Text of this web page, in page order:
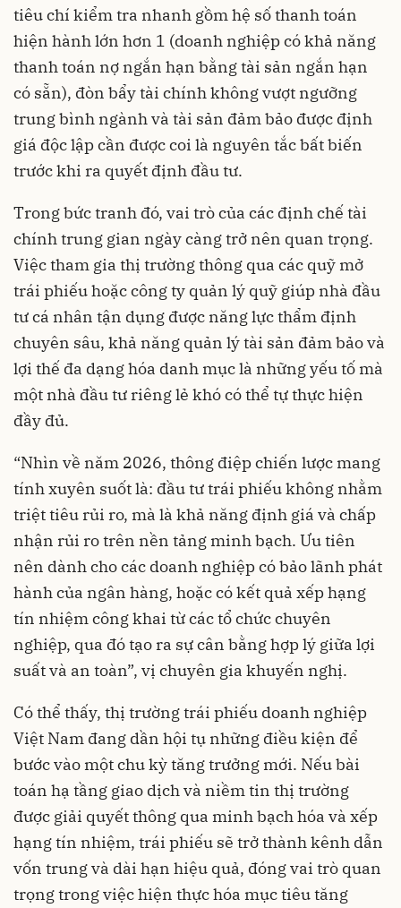
tiêu chí kiểm tra nhanh gồm hệ số thanh toán
hiện hành lớn hơn 1 (doanh nghiệp có khả năng
thanh toán nợ ngắn hạn bằng tài sản ngắn hạn
có sẵn), đòn bẩy tài chính không vượt ngưỡng
trung bình ngành và tài sản đảm bảo được định
giá độc lập cần được coi là nguyên tắc bất biến
trước khi ra quyết định đầu tư.
Trong bức tranh đó, vai trò của các định chế tài
chính trung gian ngày càng trở nên quan trọng.
Việc tham gia thị trường thông qua các quỹ mở
trái phiếu hoặc công ty quản lý quỹ giúp nhà đầu
tư cá nhân tận dụng được năng lực thẩm định
chuyên sâu, khả năng quản lý tài sản đảm bảo và
lợi thế đa dạng hóa danh mục là những yếu tố mà
một nhà đầu tư riêng lẻ khó có thể tự thực hiện
đầy đủ.
“Nhìn về năm 2026, thông điệp chiến lược mang
tính xuyên suốt là: đầu tư trái phiếu không nhằm
triệt tiêu rủi ro, mà là khả năng định giá và chấp
nhận rủi ro trên nền tảng minh bạch. Ưu tiên
nên dành cho các doanh nghiệp có bảo lãnh phát
hành của ngân hàng, hoặc có kết quả xếp hạng
tín nhiệm công khai từ các tổ chức chuyên
nghiệp, qua đó tạo ra sự cân bằng hợp lý giữa lợi
suất và an toàn”, vị chuyên gia khuyến nghị.
Có thể thấy, thị trường trái phiếu doanh nghiệp
Việt Nam đang dần hội tụ những điều kiện để
bước vào một chu kỳ tăng trưởng mới. Nếu bài
toán hạ tầng giao dịch và niềm tin thị trường
được giải quyết thông qua minh bạch hóa và xếp
hạng tín nhiệm, trái phiếu sẽ trở thành kênh dẫn
vốn trung và dài hạn hiệu quả, đóng vai trò quan
trọng trong việc hiện thực hóa mục tiêu tăng